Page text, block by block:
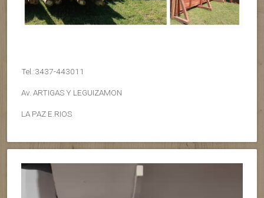
Tel.:3437-443011
Av. ARTIGAS Y LEGUIZAMON
LA PAZ E.RIOS
Reproductor